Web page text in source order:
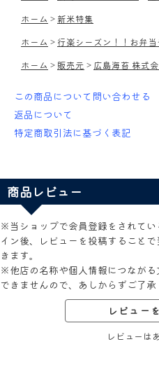
ホーム > 新米特集
ホーム > 行楽シーズン！！お弁
ホーム > 販売元 > 広島海苔 株式
この商品について問い合わせる
返品について
特定商取引法に基づく表記
商品レビュー
※当ショップで会員登録をされて
イン後、レビューを投稿すること
きます。
※他店の名称や個人情報につなが
できませんので、あしからずご了承
レビュー
レビューは